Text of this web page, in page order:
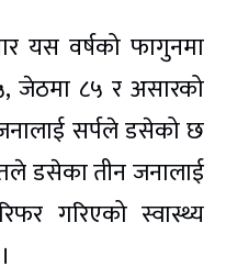
यस वर्षको फागुनमा
जेठमा ८५ र असारको
सर्पले डसेको छ
डसेका तीन जनालाई
गरिएको स्वास्थ्य